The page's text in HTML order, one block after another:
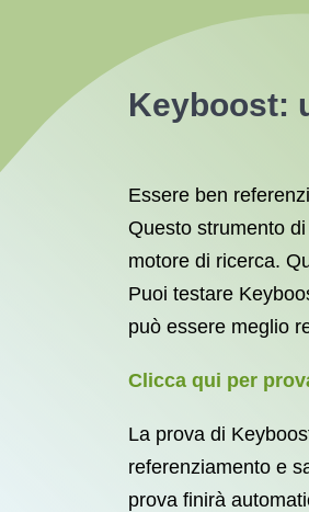
Keyboost:
Essere ben
Questo strumento
motore di ricerca.
Puoi testare
può essere meglio
Clicca qui per
La prova di
referenziamento e
prova finirà